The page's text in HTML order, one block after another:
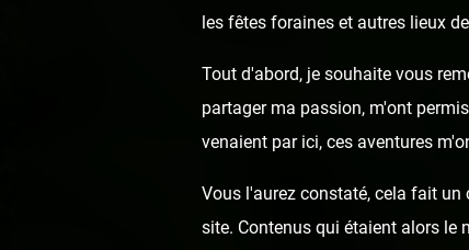
les fêtes foraines et autres lieux
Tout d'abord, je souhaite vous
partager ma passion, m'ont
venaient par ici, ces aventures
Vous l'aurez constaté, cela fait
site. Contenus qui étaient alors le